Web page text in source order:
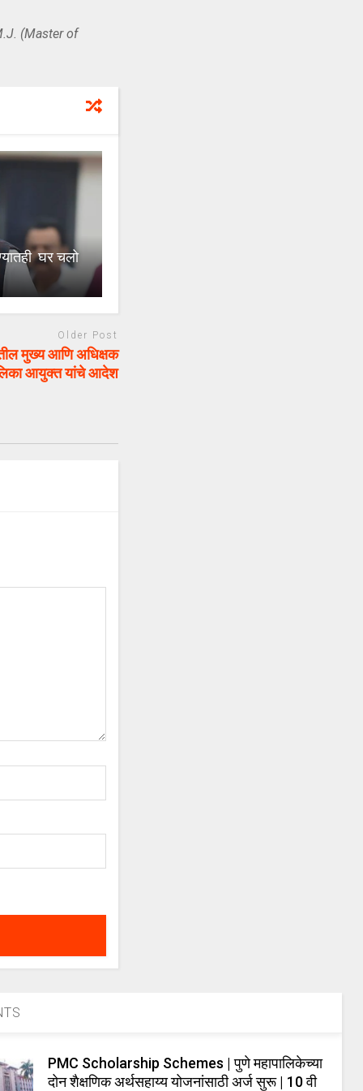
(Master of
घर चलो
Older Post
मुख्य आणि अधिक्षक
आयुक्त यांचे आदेश
PMC Scholarship Schemes | पुणे महापालिकेच्या
दोन शैक्षणिक अर्थसहाय्य योजनांसाठी अर्ज सुरू | 10 वी